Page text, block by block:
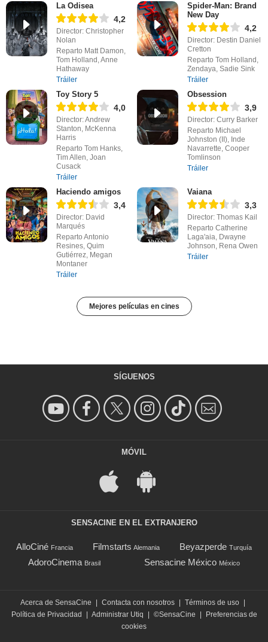
La Odisea
4,2
Director: Christopher
Nolan
Reparto Matt Damon,
Tom Holland, Anne
Hathaway
Tráiler
Spider-Man: Brand
New Day
4,2
Director: Destin Daniel
Cretton
Reparto Tom Holland,
Zendaya, Sadie Sink
Tráiler
Toy Story 5
4,0
Director: Andrew
Stanton, McKenna
Harris
Reparto Tom Hanks,
Tim Allen, Joan
Cusack
Tráiler
Obsession
3,9
Director: Curry Barker
Reparto Michael
Johnston (II), Inde
Navarrette, Cooper
Tomlinson
Tráiler
Haciendo amigos
3,4
Director: David
Marqués
Reparto Antonio
Resines, Quim
Gutiérrez, Megan
Montaner
Tráiler
Vaiana
3,3
Director: Thomas Kail
Reparto Catherine
Laga'aia, Dwayne
Johnson, Rena Owen
Tráiler
Mejores películas en cines
SÍGUENOS
MÓVIL
SENSACINE EN EL EXTRANJERO
AlloCiné Francia Filmstarts Alemania Beyazperde Turquía
AdoroCinema Brasil Sensacine México México
Acerca de SensaCine | Contacta con nosotros | Términos de uso |
Política de Privacidad
| Administrar Utiq | ©SensaCine |
Preferencias de
cookies